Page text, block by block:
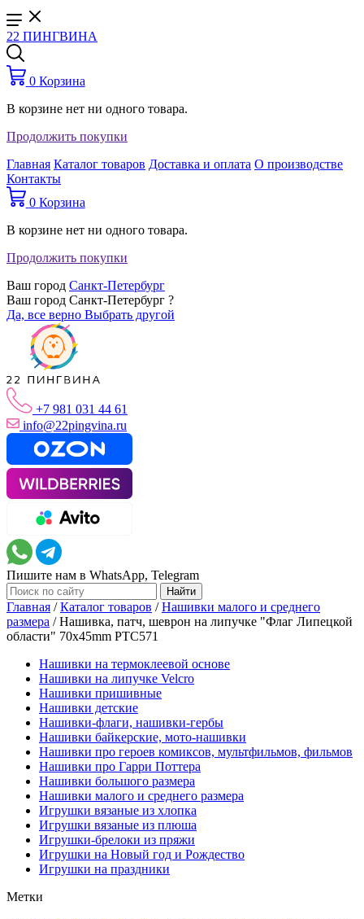
22 ПИНГВИНА
0 Корзина
В корзине нет ни одного товара.
Продолжить покупки
Главная Каталог товаров Доставка и оплата О производстве
Контакты
0 Корзина
В корзине нет ни одного товара.
Продолжить покупки
Ваш город Санкт-Петербург
Ваш город Санкт-Петербург ?
Да, все верно Выбрать другой
+7 981 031 44 61
info@22pingvina.ru
Пишите нам в WhatsApp, Telegram
Главная /Каталог товаров /Нашивки малого и среднего
размера /Нашивка, патч, шеврон на липучке "Флаг Липецкой
области" 70x45mm PTC571
Нашивки на термоклеевой основе
Нашивки на липучке Velcro
Нашивки пришивные
Нашивки детские
Нашивки-флаги, нашивки-гербы
Нашивки байкерские, мото-нашивки
Нашивки про героев комиксов, мультфильмов, фильмов
Нашивки про Гарри Поттера
Нашивки большого размера
Нашивки малого и среднего размера
Игрушки вязаные из хлопка
Игрушки вязаные из плюша
Игрушки-брелоки из пряжи
Игрушки на Новый год и Рождество
Игрушки на праздники
Метки